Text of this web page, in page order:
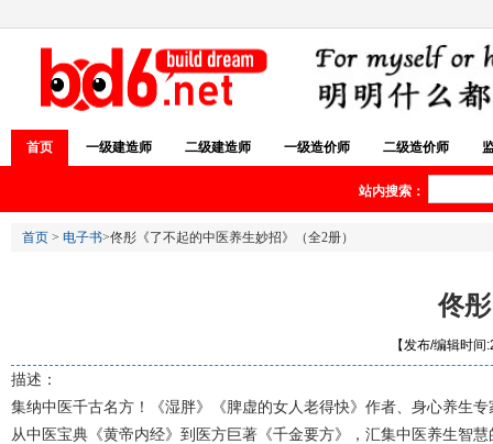
首页 一级建造师 二级建造师 一级造价师 二级造价师
站内搜索：
首页 > 电子书>佟彤《了不起的中医养生妙招》（全2册）
佟
【发布/编辑时
描述：
集纳中医千古名方！《湿胖》《脾虚的女人老得快》作者、身心养生
从中医宝典《黄帝内经》到医方巨著《千金要方》，汇集中医养生智慧